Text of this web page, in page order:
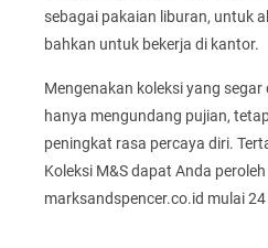
sebagai pakaian liburan, untuk
bahkan untuk bekerja di kantor.
Mengenakan koleksi yang
hanya mengundang pujian,
peningkat rasa percaya diri.
Koleksi M&S dapat Anda
marksandspencer.co.id mulai